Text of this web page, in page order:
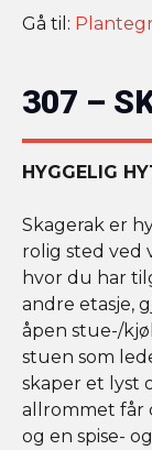
Gå til:
307 –
HYGGELIG
Skagerak er
rolig sted ved
hvor du har
andre etasje,
åpen stue-/
stuen som
skaper et lyst
allrommet får
og en spise-